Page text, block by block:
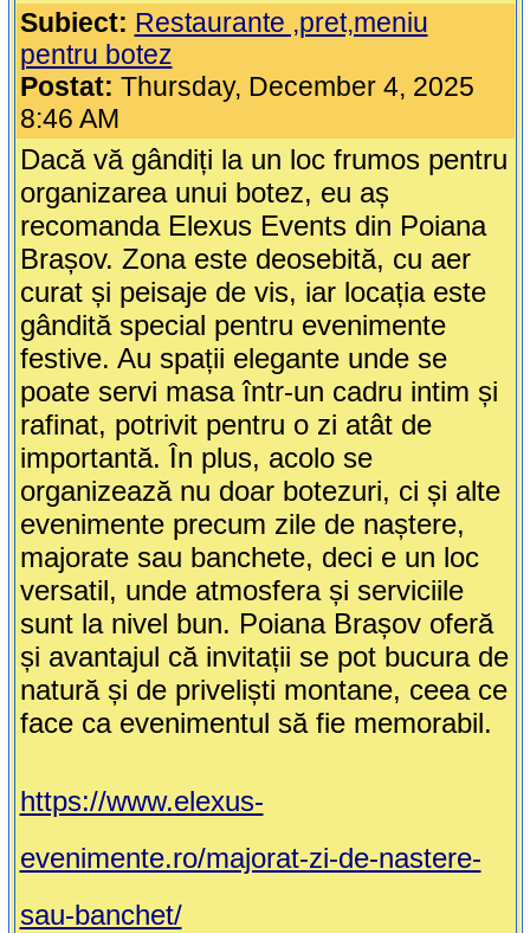
Subiect: Restaurante ,pret,meniu
pentru botez
Postat: Thursday, December 4, 2025
8:46 AM
Dacă vă gândiți la un loc frumos pentru
organizarea unui botez, eu aș
recomanda Elexus Events din Poiana
Brașov. Zona este deosebită, cu aer
curat și peisaje de vis, iar locația este
gândită special pentru evenimente
festive. Au spații elegante unde se
poate servi masa într-un cadru intim și
rafinat, potrivit pentru o zi atât de
importantă. În plus, acolo se
organizează nu doar botezuri, ci și alte
evenimente precum zile de naștere,
majorate sau banchete, deci e un loc
versatil, unde atmosfera și serviciile
sunt la nivel bun. Poiana Brașov oferă
și avantajul că invitații se pot bucura de
natură și de priveliști montane, ceea ce
face ca evenimentul să fie memorabil.
https://www.elexus-
evenimente.ro/majorat-zi-de-nastere-
sau-banchet/